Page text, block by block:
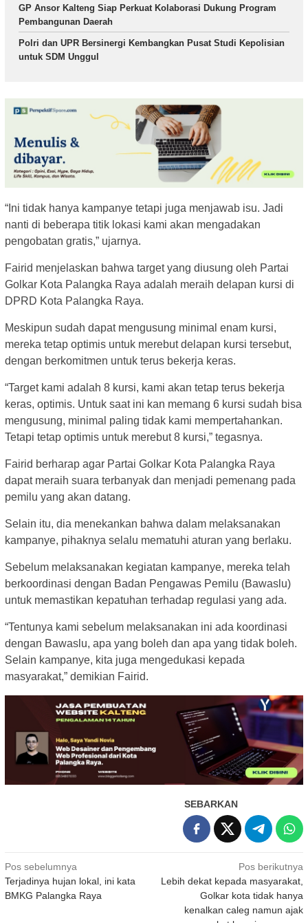
GP Ansor Kalteng Siap Perkuat Kolaborasi Dukung Program
Pembangunan Daerah
Polri dan UPR Bersinergi Kembangkan Pusat Studi Kepolisian
untuk SDM Unggul
“Ini tidak hanya kampanye tetapi juga menjawab isu. Jadi
nanti di beberapa titik lokasi kami akan mengadakan
pengobatan gratis,” ujarnya.
Fairid menjelaskan bahwa target yang diusung oleh Partai
Golkar Kota Palangka Raya adalah meraih delapan kursi di
DPRD Kota Palangka Raya.
Meskipun sudah dapat mengusung minimal enam kursi,
mereka tetap optimis untuk merebut delapan kursi tersebut,
dengan berkomitmen untuk terus bekerja keras.
“Target kami adalah 8 kursi, kami akan tetap terus bekerja
keras, optimis. Untuk saat ini kan memang 6 kursi sudah bisa
mengusung, minimal paling tidak kami mempertahankan.
Tetapi tetap optimis untuk merebut 8 kursi,” tegasnya.
Fairid berharap agar Partai Golkar Kota Palangka Raya
dapat meraih suara terbanyak dan menjadi pemenang pada
pemilu yang akan datang.
Selain itu, dia menekankan bahwa dalam melaksanakan
kampanye, pihaknya selalu mematuhi aturan yang berlaku.
Sebelum melaksanakan kegiatan kampanye, mereka telah
berkoordinasi dengan Badan Pengawas Pemilu (Bawaslu)
untuk memastikan kepatuhan terhadap regulasi yang ada.
“Tentunya kami sebelum melaksanakan ini ada koordinasi
dengan Bawaslu, apa yang boleh dan apa yang tidak boleh.
Selain kampanye, kita juga mengedukasi kepada
masyarakat,” demikian Fairid.
SEBARKAN
Navigasi
pos
Pos sebelumnya
Terjadinya hujan lokal, ini kata
BMKG Palangka Raya
Pos berikutnya
Lebih dekat kepada masyarakat,
Golkar kota tidak hanya
kenalkan caleg namun ajak